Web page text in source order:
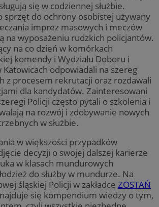
się w codziennej służbie.
sprzęt do ochrony osobistej używany
imprez masowych i meczów
na wyposażeniu rudzkich policjantów.
na co dzień w komórkach
komendy i Wydziału Doboru i
Katowicach odpowiadali na szereg
z procesem rekrutacji oraz rozdawali
dla kandydatów. Zainteresowani
Policji często pytali o szkolenia i
na rozwój i zdobywanie nowych
w służbie.
w większości przypadków
decyzji o swojej dalszej karierze
w klasach mundurowych
do służby w mundurze. Na
śląskiej Policji w zakładce ZOSTAŃ
się kompendium wiedzy o tym,